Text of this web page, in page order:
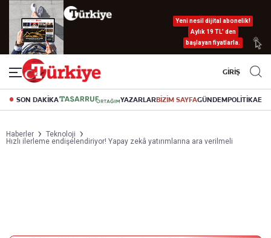
Yeni nesil dijital abonelik!
Aylık 19 TL’ den
başlayan fiyatlarla.
GİRİŞ
SON DAKİKA YAZARLARBİZİM SAYFAGÜNDEMPOLİTİKA
Haberler
Teknoloji
Hızlı ilerleme endişelendiriyor! Yapay zekâ yatırımlarına ara verilmeli